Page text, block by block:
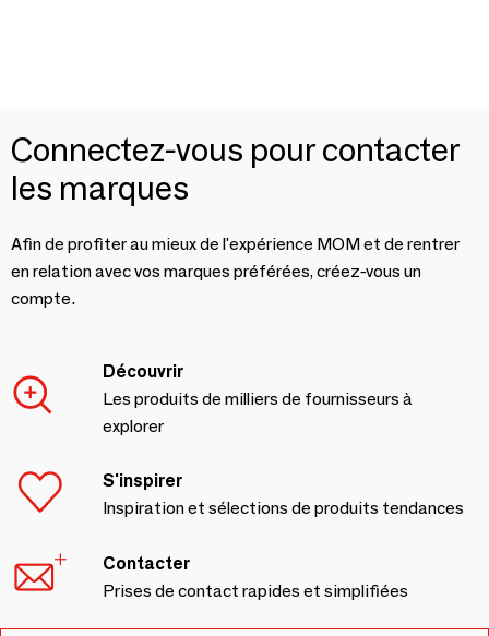
Connectez-vous pour contacter
les marques
Afin de profiter au mieux de l'expérience MOM et de rentrer
en relation avec vos marques préférées, créez-vous un
compte.
Découvrir
Les produits de milliers de fournisseurs à
explorer
S'inspirer
Inspiration et sélections de produits tendances
Contacter
Prises de contact rapides et simplifiées